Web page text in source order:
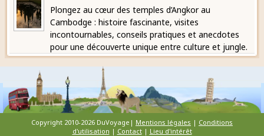
Plongez au cœur des temples d’Angkor au
Cambodge : histoire fascinante, visites
incontournables, conseils pratiques et anecdotes
pour une découverte unique entre culture et jungle.
Copyright 2010-2026 DuVoyage| Mentions légales | Conditions
d'utilisation | Contact| Lieu d'intérêt